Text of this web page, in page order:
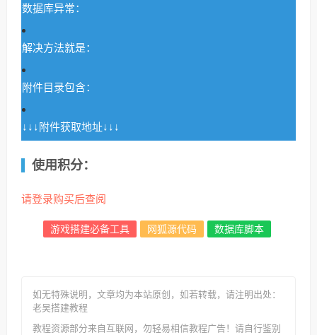
数据库异常：
解决方法就是：
附件目录包含：
↓↓↓附件获取地址↓↓↓
使用积分：
请登录购买后查阅
游戏搭建必备工具 网狐源代码 数据库脚本
如无特殊说明，文章均为本站原创 ，如若转载，请注明出处：
老吴搭建教程
教程资源部分来自互联网，勿轻易相信教程广告！请自行鉴别